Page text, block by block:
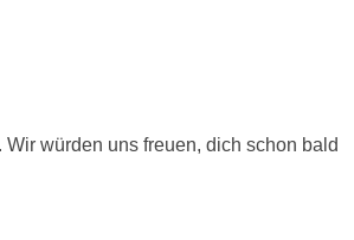
würden uns freuen, dich schon bald